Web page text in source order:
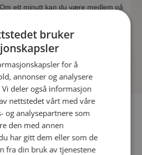
Om ett minutt kan du være medlem på
lettere å finne kjærligheten på nettet!
Indre Østfold:Omon ,Vigdis,
bruker
for å
annonser og analysere
deler også informasjon
nettstedet vårt med våre
og analysepartnere som
den med annen
har gitt dem eller som de
fra din bruk av tjenestene